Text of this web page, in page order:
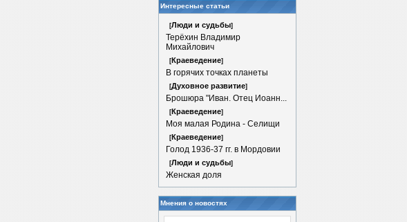
Интересные статьи
[Люди и судьбы]
Терёхин Владимир
Михайлович
[Краеведение]
В горячих точках планеты
[Духовное развитие]
Брошюра "Иван. Отец Иоанн...
[Краеведение]
Моя малая Родина - Селищи
[Краеведение]
Голод 1936-37 гг. в Мордовии
[Люди и судьбы]
Женская доля
Мнения о новостях